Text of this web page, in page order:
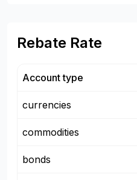
Rebate Rate
Account type
currencies
commodities
bonds